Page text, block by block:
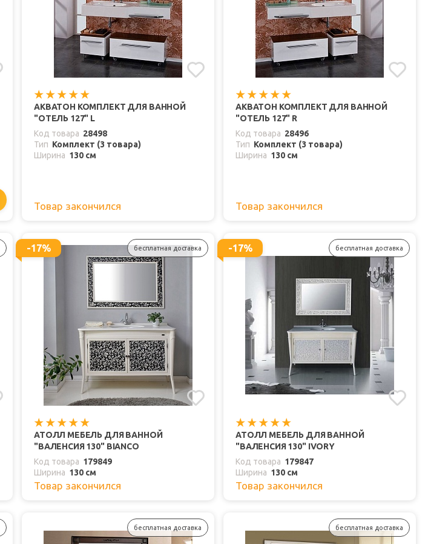
АКВАТОН КОМПЛЕКТ ДЛЯ ВАННОЙ
"ОТЕЛЬ 127" L
Код товара 28498
Тип Комплект (3 товара)
Ширина 130 см
Товар закончился
АКВАТОН КОМПЛЕКТ ДЛЯ ВАННОЙ
"ОТЕЛЬ 127" R
Код товара 28496
Тип Комплект (3 товара)
Ширина 130 см
Товар закончился
-17% бесплатная доставка
АТОЛЛ МЕБЕЛЬ ДЛЯ ВАННОЙ
"ВАЛЕНСИЯ 130" BIANCO
Код товара 179849
Ширина 130 см
Товар закончился
-17% бесплатная доставка
АТОЛЛ МЕБЕЛЬ ДЛЯ ВАННОЙ
"ВАЛЕНСИЯ 130" IVORY
Код товара 179847
Ширина 130 см
Товар закончился
бесплатная доставка бесплатная доставка